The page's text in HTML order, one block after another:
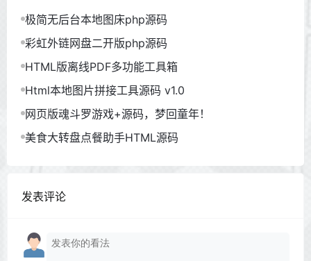
极简无后台本地图床php源码
彩虹外链网盘二开版php源码
HTML版离线PDF多功能工具箱
Html本地图片拼接工具源码 v1.0
网页版魂斗罗游戏+源码，梦回童年！
美食大转盘点餐助手HTML源码
发表评论